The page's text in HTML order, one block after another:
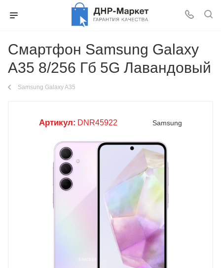
Смартфон Samsung Galaxy
A35 8/256 Гб 5G Лавандовый
Samsung Galaxy A35
Артикул: DNR45922 Samsung